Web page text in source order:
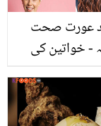
عورت صحت
- خواتین کی
کردیتی ہیں